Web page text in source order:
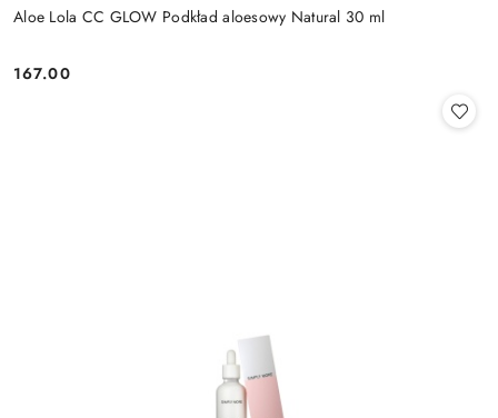
Aloe Lola CC GLOW Podkład aloesowy Natural 30 ml
Cena:
167.00